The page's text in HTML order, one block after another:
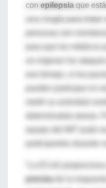
con epilepsia que
una cirugía para tratar
se originan los
ese tiempo, si los
equipo del MIT pudo
precisa